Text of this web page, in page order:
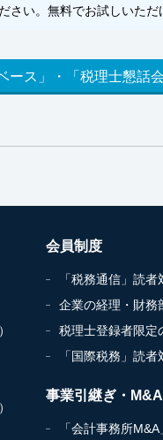
さい。無料でお試しいただ
ース」・「税理士懇話
会員制度
「税務通信」読
企業の経理・財務
税理士登録者限定
「国際税務」読
事業引継ぎ・
「会計事務所